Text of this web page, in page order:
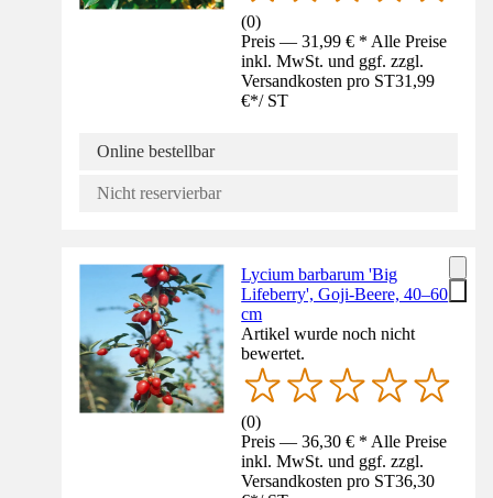
(0)
Preis — 31,99 € * Alle Preise
inkl. MwSt. und ggf. zzgl.
Versandkosten pro ST31,99
€*/ ST
Online bestellbar
Nicht reservierbar
Lycium barbarum 'Big
Lifeberry', Goji-Beere, 40–60
cm
Artikel wurde noch nicht
bewertet.
(0)
Preis — 36,30 € * Alle Preise
inkl. MwSt. und ggf. zzgl.
Versandkosten pro ST36,30